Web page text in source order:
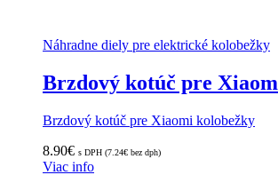
Náhradne diely pre elektrické kolobežky
Brzdový kotúč pre
Brzdový kotúč pre Xiaomi kolobežky
8.90€ s DPH (7.24€ bez dph)
Viac info